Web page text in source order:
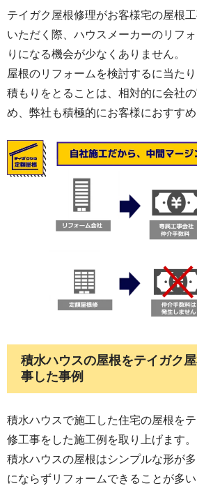
テイガク屋根修理がお客様宅の屋根
いただく際、ハウスメーカーのリフ
りになる機会が少なくありません。
屋根のリフォームを検討するに当た
積もりをとることは、相対的に会社
め、弊社も積極的にお客様におすすめ
積水ハウスの屋根をテイガク
事した事例
積水ハウスで施工した住宅の屋根を
修工事をした施工例を取り上げます。
積水ハウスの屋根はシンプルな形が
にならずリフォームできることが多い